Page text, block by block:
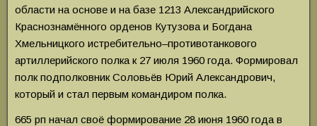
области на основе и на базе 1213 Александрийского
Краснознамённого орденов Кутузова и Богдана
Хмельницкого истребительно–противотанкового
артиллерийского полка к 27 июля 1960 года. Формировал
полк подполковник Соловьёв Юрий Александрович,
который и стал первым командиром полка.
665 рп начал своё формирование 28 июня 1960 года в